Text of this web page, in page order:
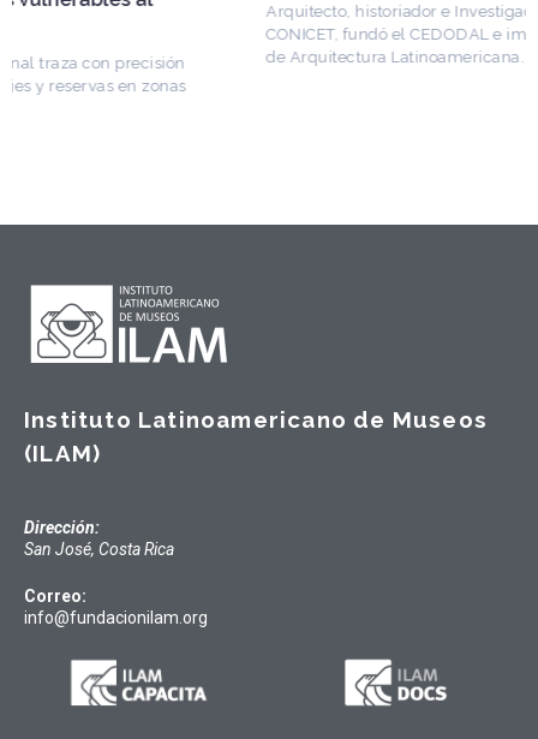
Arquitecto, historiador e Investigador Superior del
CONICET, fundó el CEDODAL e impulsó los Seminarios
de Arquitectura Latinoamericana. Publicó más de
Instituto Latinoamericano de Museos
(ILAM)
Dirección:
San José, Costa Rica
Correo:
info@fundacionilam.org